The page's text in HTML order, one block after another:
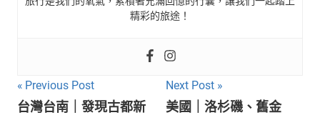
精彩的旅途！
文Previous Post
台灣台南｜發現古都新
Next Post
美國｜洛杉磯、舊金